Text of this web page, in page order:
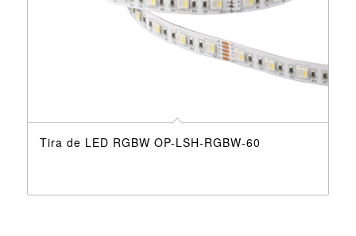
Tira de LED RGBW OP-LSH-RGBW-60